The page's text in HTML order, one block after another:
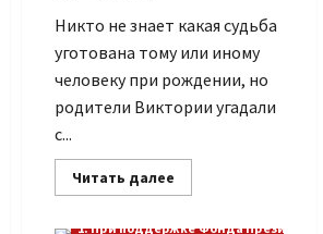
Никто не знает какая судьба
уготована тому или иному
человеку при рождении, но
родители Виктории угадали
с...
Читать далее
больше
1. При поддержке Фонда